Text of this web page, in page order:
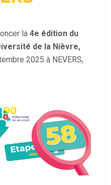
la 4e édition du
de la Nièvre,
2025 à NEVERS,